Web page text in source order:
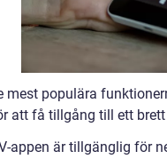
mest populära
att få tillgång till ett
appen är tillgänglig för